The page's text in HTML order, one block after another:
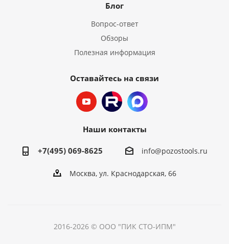
Блог
Вопрос-ответ
Обзоры
Полезная информация
Оставайтесь на связи
Наши контакты
+7(495) 069-8625 info@pozostools.ru
Москва, ул. Краснодарская, 66
2016-2026 © ООО "ПИК СТО-ИПМ"